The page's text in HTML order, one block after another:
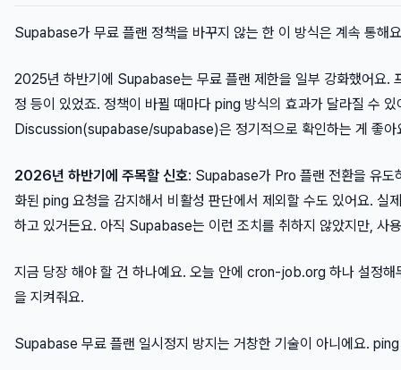
Supabase가 무료 플랜 정책을 바꾸지 않는 한 이 방식은 계속 통해
2025년 하반기에 Supabase는 무료 플랜 제한을 일부 강화했어요.
정 등이 있었죠. 정책이 바뀔 때마다 ping 방식의 효과가 달라질 수
Discussion(supabase/supabase)은 정기적으로 확인하는 게 좋아
2026년 하반기에 주목할 신호: Supabase가 Pro 플랜 전환을 유도
화된 ping 요청을 감지해서 비활성 판단에서 제외할 수도 있어요. 실
하고 있거든요. 아직 Supabase는 이런 조치를 취하지 않았지만, 사
지금 당장 해야 할 건 하나예요. 오늘 안에 cron-job.org 하나 설정
을 지켜줘요.
Supabase 무료 플랜 일시정지 방지는 거창한 기술이 아니에요.